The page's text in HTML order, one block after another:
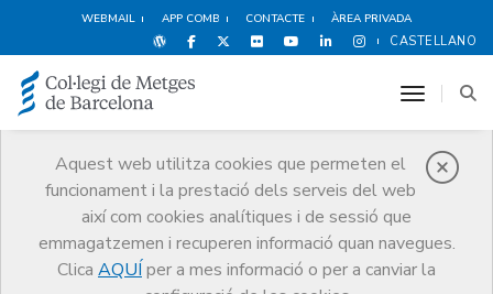
WEBMAIL APP COMB CONTACTE ÀREA PRIVADA
CASTELLANO
Aquest web utilitza cookies que permeten el
funcionament i la prestació dels serveis del web
així com cookies analítiques i de sessió que
emmagatzemen i recuperen informació quan navegues.
Clica AQUÍ per a mes informació o per a canviar la
toggle
Agenda
Agenda Inscripció activitat